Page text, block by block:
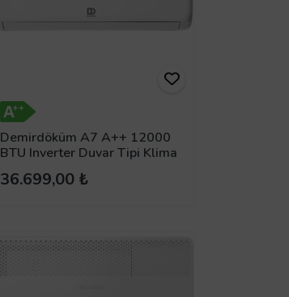
Demirdöküm A7 A++ 12000
BTU Inverter Duvar Tipi Klima
36.699,00 ₺